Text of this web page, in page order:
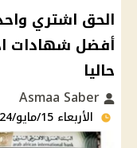
الحق اشتري
أفضل شهادات
حاليا
الأربعاء 15/مايو/2024 - 01:27 م